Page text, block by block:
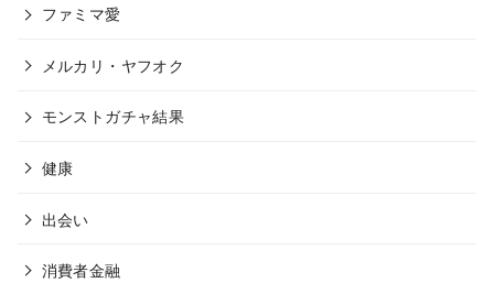
ファミマ愛
メルカリ・ヤフオク
モンストガチャ結果
健康
出会い
消費者金融